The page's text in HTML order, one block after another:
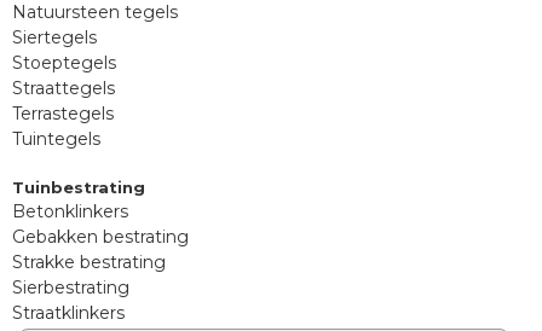
Natuursteen tegels
Siertegels
Stoeptegels
Straattegels
Terrastegels
Tuintegels
Tuinbestrating
Betonklinkers
Gebakken bestrating
Strakke bestrating
Sierbestrating
Straatklinkers